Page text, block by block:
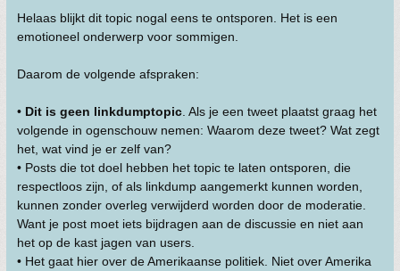
Helaas blijkt dit topic nogal eens te ontsporen. Het is een
emotioneel onderwerp voor sommigen.
Daarom de volgende afspraken:
• Dit is geen linkdumptopic . Als je een tweet plaatst graag het
volgende in ogenschouw nemen: Waarom deze tweet? Wat zegt
het, wat vind je er zelf van?
• Posts die tot doel hebben het topic te laten ontsporen, die
respectloos zijn, of als linkdump aangemerkt kunnen worden,
kunnen zonder overleg verwijderd worden door de moderatie.
Want je post moet iets bijdragen aan de discussie en niet aan
het op de kast jagen van users.
• Het gaat hier over de Amerikaanse politiek. Niet over Amerika